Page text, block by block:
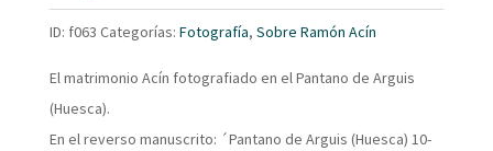
ID: f063 Categorías: Fotografía, Sobre Ramón Acín
El matrimonio Acín fotografiado en el Pantano de Arguis
(Huesca).
En el reverso manuscrito: ´Pantano de Arguis (Huesca) 10-